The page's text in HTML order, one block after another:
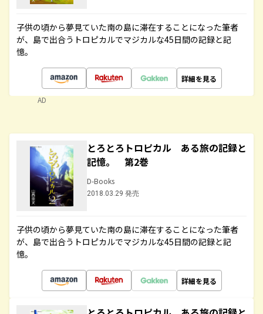
子供の頃から夢見ていた南の島に滞在することになった筆者
が、島で出合うトロピカルでマジカルな45日間の記録と記
憶。
詳細を見る
AD
とろとろトロピカル ある旅の記録と
記憶。 第2巻
D-Books
2018.03.29 発売
子供の頃から夢見ていた南の島に滞在することになった筆者
が、島で出合うトロピカルでマジカルな45日間の記録と記
憶。
詳細を見る